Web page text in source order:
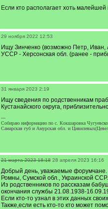
Если кто располагает хоть
29 ноября 2022 12:53
Ищу Зинченко (возможно Петр, Иван,
УССР - Херсонская обл. (ранее -
31 января 2023 2:19
Ищу сведения по родственникам
Кустанайского округа,
---
Собираю информацию по с. Кокшаровка
Самарская губ и Амурская обл. и
21 марта 2023 18:18 28 апреля 2023 16:16
Добрый день, уважаемые форумчане.
Ромны, Сумской обл., Украинской
Из родственников по рассказам
окончания службы 21.08.1938-
Если кто-то узнал в этих данных
Также,если есть кто-то кто может